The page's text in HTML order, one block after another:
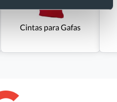
Cintas para Gafas